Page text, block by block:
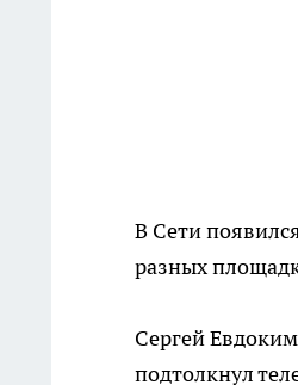
В Сети
разных
Сергей
подтолкнул